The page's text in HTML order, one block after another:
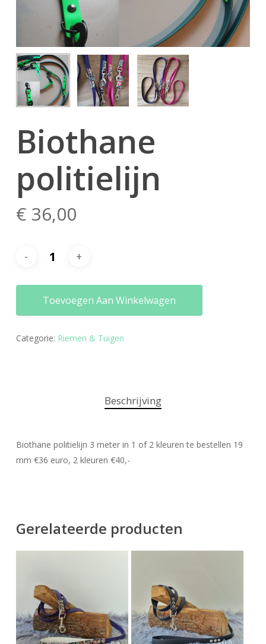
Biothane
politielijn
€ 36,00
Toevoegen Aan Winkelwagen
Categorie: Riemen & Tuigen
Beschrijving
Biothane politielijn 3 meter in 1 of 2 kleuren te bestellen 19
mm €36 euro, 2 kleuren €40,-
Gerelateerde producten